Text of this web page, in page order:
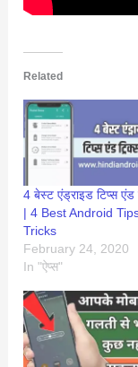
Related
4 बेस्ट एंड्राइड टिप्स एंड
| 4 Best Android
Tricks
February 24, 2020
In "ऐप्स"